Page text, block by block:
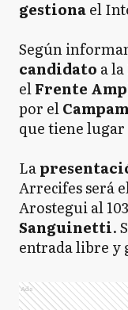
gestionael
Según
candidato a la
elFrente
por el
que tiene
La
Arrecifes será
Arostegui al
Sanguinetti.
entrada libre y
Ads